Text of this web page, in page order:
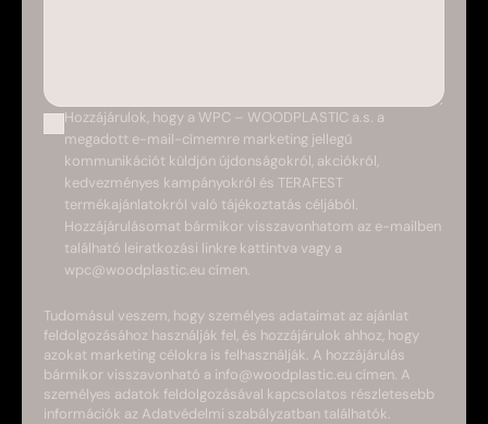
Hozzájárulok, hogy a WPC – WOODPLASTIC a.s. a
megadott e-mail-címemre marketing jellegű
kommunikációt küldjön újdonságokról, akciókról,
kedvezményes kampányokról és TERAFEST
termékajánlatokról való tájékoztatás céljából.
Hozzájárulásomat bármikor visszavonhatom az e-mailben
található leiratkozási linkre kattintva vagy a
wpc@woodplastic.eu címen.
Tudomásul veszem, hogy személyes adataimat az ajánlat
feldolgozásához használják fel, és hozzájárulok ahhoz, hogy
azokat marketing célokra is felhasználják. A hozzájárulás
bármikor visszavonható a info@woodplastic.eu címen. A
személyes adatok feldolgozásával kapcsolatos részletesebb
információk az Adatvédelmi szabályzatban találhatók.